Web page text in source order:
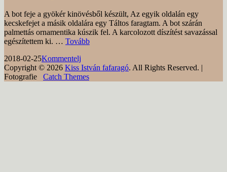
A bot feje a gyökér kinövésből készült, Az egyik oldalán egy
kecskefejet a másik oldalára egy Táltos faragtam. A bot szárán
palmettás ornamentika kúszik fel. A karcolozott díszítést savazással
egészítettem ki. … TovábbKecskefejes
Posted
on
2018-02-25by
Kommentelj
Copyright © 2026 Kiss István fafaragó. All Rights Reserved. |
Fotografie Catch Themes